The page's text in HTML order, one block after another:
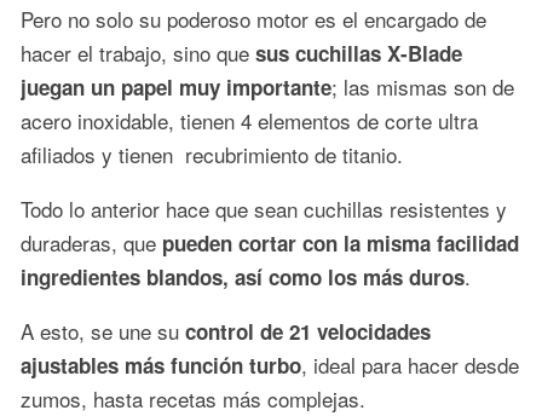
Pero no solo su poderoso motor es el encargado de
hacer el trabajo, sino que sus cuchillas X-Blade
juegan un papel muy importante; las mismas son de
acero inoxidable, tienen 4 elementos de corte ultra
afiliados y tienen recubrimiento de titanio.
Todo lo anterior hace que sean cuchillas resistentes y
duraderas, que pueden cortar con la misma facilidad
ingredientes blandos, así como los más duros.
A esto, se une su control de 21 velocidades
ajustables más función turbo, ideal para hacer desde
zumos, hasta recetas más complejas.